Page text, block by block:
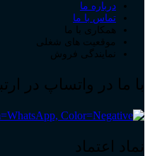
درباره ما
تماس با ما
همکاری با ما
موقعیت های شغلی
نمایندگی فروش
با ما در واتساپ در
نماد اعتماد